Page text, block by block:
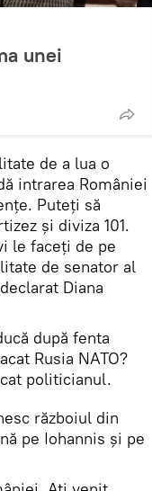
unei
de a lua o
intrarea României
Puteți să
și diviza 101.
le faceți de pe
de senator al
Diana
după fenta
Rusia NATO?
politicianul.
războiul din
pe Iohannis și pe